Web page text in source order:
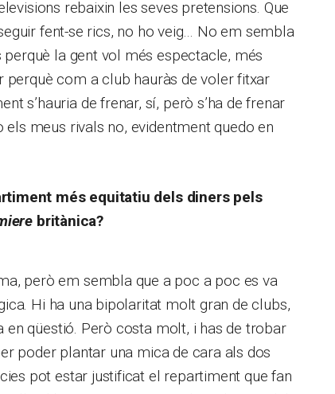
rebaixin les seves pretensions. Que
fent-se rics, no ho veig… No em sembla
la gent vol més espectacle, més
perquè com a club hauràs de voler fitxar
s’hauria de frenar, sí, però s’ha de frenar
meus rivals no, evidentment quedo en
més equitatiu dels diners pels
britànica?
però em sembla que a poc a poc es va
Hi ha una bipolaritat molt gran de clubs,
en qüestió. Però costa molt, i has de trobar
poder plantar una mica de cara als dos
pot estar justificat el repartiment que fan